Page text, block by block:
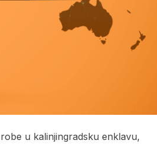
u kalinjingradsku enklavu,